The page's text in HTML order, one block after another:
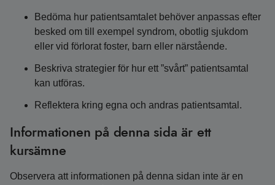
Bedöma hur patientsamtalet behöver anpassas efter
besked om till exempel syndrom, obotlig sjukdom
eller vid förlorat foster, barn eller närstående.
Beskriva strategier för hur ett ”svårt” patientsamtal
kan utföras.
Reflektera kring egna och andras patientsamtal.
Informationen på denna sida är ett
kursämne
Observera att informationen på denna sidan inte är en